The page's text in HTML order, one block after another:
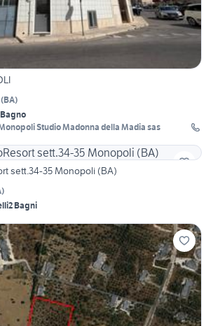
(BA)
Studio Madonna della Madia sas
sett.34-35 Monopoli (BA)
)
2 Bagni